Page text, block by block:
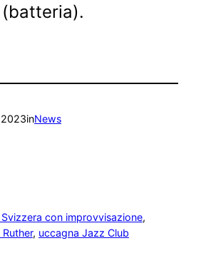
inNews
Svizzera con improvvisazione
, uccagna Jazz Club